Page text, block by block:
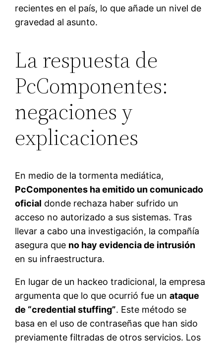
recientes en el país, lo que añade un nivel de
gravedad al asunto.
La respuesta de
PcComponentes:
negaciones y
explicaciones
En medio de la tormenta mediática,
PcComponentes ha emitido un comunicado
oficial donde rechaza haber sufrido un
acceso no autorizado a sus sistemas. Tras
llevar a cabo una investigación, la compañía
asegura que no hay evidencia de intrusión
en su infraestructura.
En lugar de un hackeo tradicional, la empresa
argumenta que lo que ocurrió fue unataque
de “credential stuffing”. Este método se
basa en el uso de contraseñas que han sido
previamente filtradas de otros servicios. Los